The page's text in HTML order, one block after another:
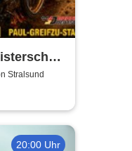
Stralsund
20:00 Uhr